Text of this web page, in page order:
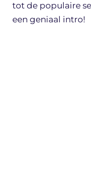
tot de populaire
een geniaal intro!